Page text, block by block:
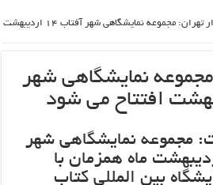
شهردار تهران: مجموعه نمایشگاهی شهر آفتاب ۱۴ اردیبهشت
نمایشگاهی شهر
مجموعه نمایشگاهی شهر
ماه همزمان با
بین المللی کتاب